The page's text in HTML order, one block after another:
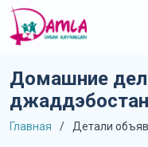
Домашние
Главная Детали